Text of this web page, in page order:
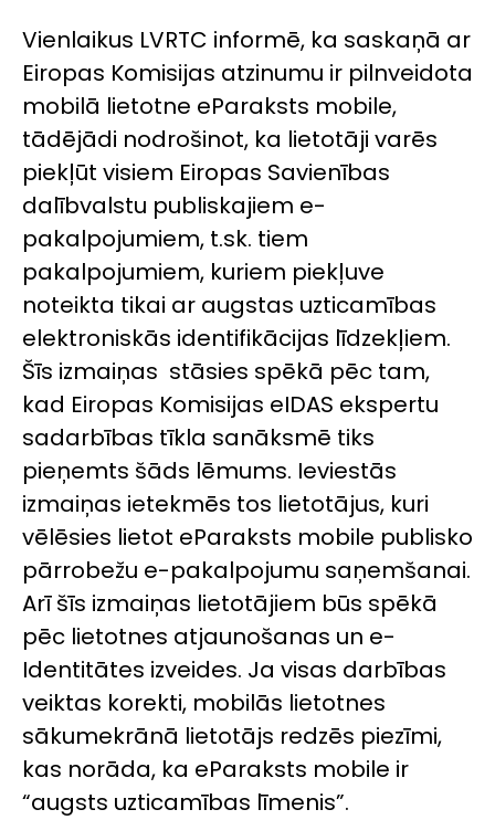
Vienlaikus LVRTC informē, ka saskaņā ar
Eiropas Komisijas atzinumu ir pilnveidota
mobilā lietotne eParaksts mobile,
tādējādi nodrošinot, ka lietotāji varēs
piekļūt visiem Eiropas Savienības
dalībvalstu publiskajiem e-
pakalpojumiem, t.sk. tiem
pakalpojumiem, kuriem piekļuve
noteikta tikai ar augstas uzticamības
elektroniskās identifikācijas līdzekļiem.
Šīs izmaiņas stāsies spēkā pēc tam,
kad Eiropas Komisijas eIDAS ekspertu
sadarbības tīkla sanāksmē tiks
pieņemts šāds lēmums. Ieviestās
izmaiņas ietekmēs tos lietotājus, kuri
vēlēsies lietot eParaksts mobile publisko
pārrobežu e-pakalpojumu saņemšanai.
Arī šīs izmaiņas lietotājiem būs spēkā
pēc lietotnes atjaunošanas un e-
Identitātes izveides. Ja visas darbības
veiktas korekti, mobilās lietotnes
sākumekrānā lietotājs redzēs piezīmi,
kas norāda, ka eParaksts mobile ir
“augsts uzticamības līmenis”.